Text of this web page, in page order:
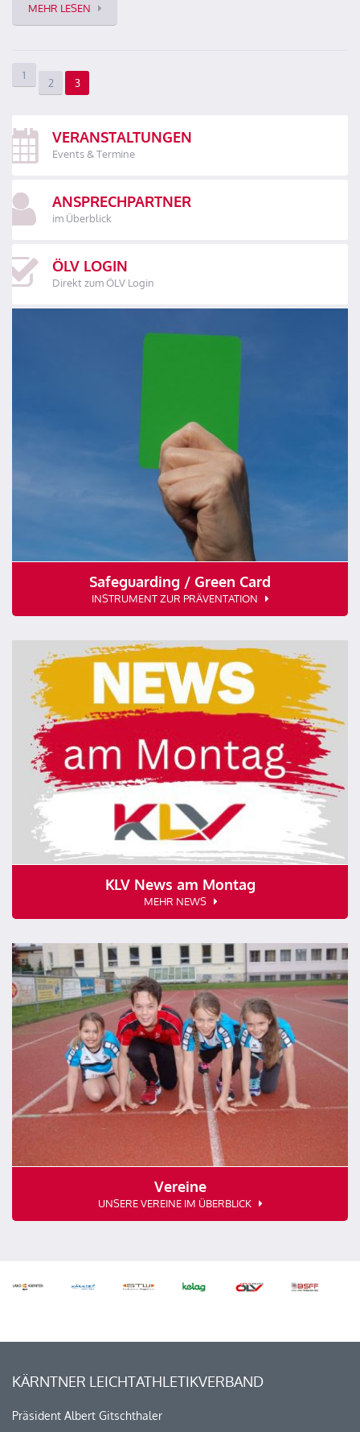
MEHR LESEN
1
2 3
VERANSTALTUNGEN
Events & Termine
ANSPRECHPARTNER
im Überblick
ÖLV LOGIN
Direkt zum ÖLV Login
Safeguarding / Green Card
INSTRUMENT ZUR PRÄVENTATION
KLV News am Montag
MEHR NEWS
Vereine
UNSERE VEREINE IM ÜBERBLICK
KÄRNTNER LEICHTATHLETIKVERBAND
Präsident Albert Gitschthaler